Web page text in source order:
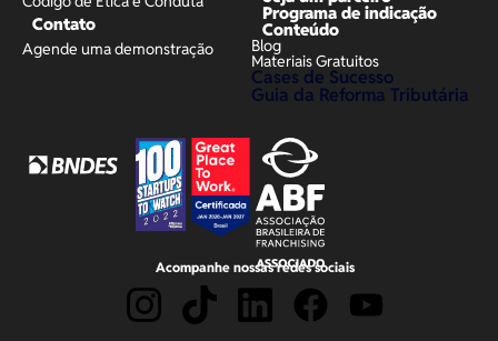
Contato
Agende uma demonstração
Programa de indicação
Conteúdo
Blog
Materiais Gratuitos
Cases de Sucesso
Guia da Reforma Tributária
Acompanhe nossas redes sociais